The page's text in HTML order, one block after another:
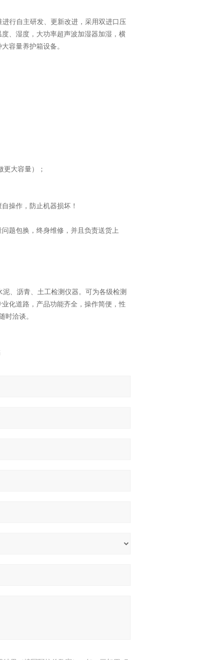
行自主研发、更新改进，采用双进口压
、湿度，大功率超声波加湿器加湿，横
容量养护箱设备。
更大容量）；
操作，防止机器损坏！
题包换，终身维修，并且负责送货上
、沥青、土工检测仪器。可为各级检测
化道路，产品功能齐全，操作简便，性
时洽谈。